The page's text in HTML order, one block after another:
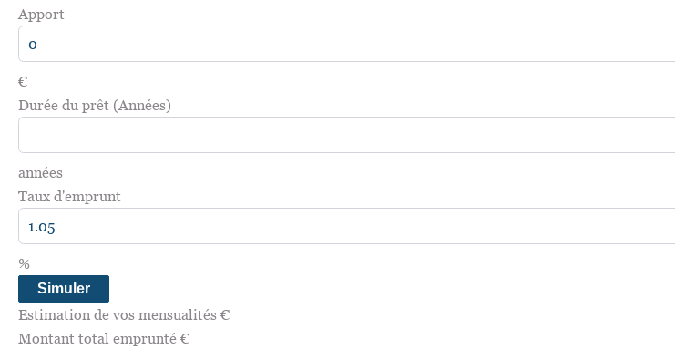
Apport
€
Durée du prêt (Années)
années
Taux d'emprunt
%
Simuler
Estimation de vos mensualités €
Montant total emprunté €